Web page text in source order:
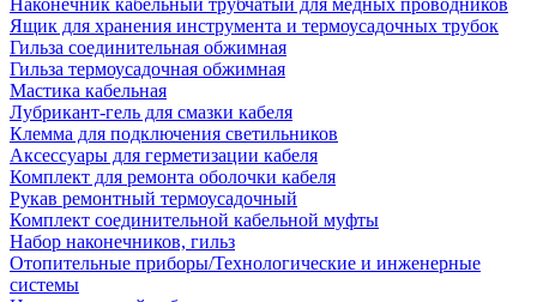
Наконечник кабельный трубчатый для медных проводников
Ящик для хранения инструмента и термоусадочных трубок
Гильза соединительная обжимная
Гильза термоусадочная обжимная
Мастика кабельная
Лубрикант-гель для смазки кабеля
Клемма для подключения светильников
Аксессуары для герметизации кабеля
Комплект для ремонта оболочки кабеля
Рукав ремонтный термоусадочный
Комплект соединительной кабельной муфты
Набор наконечников, гильз
Отопительные приборы/Технологические и инженерные
системы